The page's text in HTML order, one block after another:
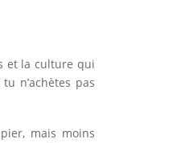
et la culture qui
n’achètes pas
mais moins